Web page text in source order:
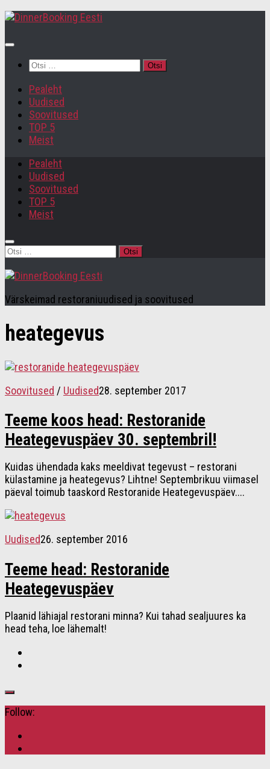
Otsi:
Pealeht
Uudised
Soovitused
TOP 5
Meist
Pealeht
Uudised
Soovitused
TOP 5
Meist
Otsi:
Värskeimad restoraniuudised ja soovitused
heategevus
Soovitused / Uudised28. september 2017
Teeme koos head: Restoranide
Heategevuspäev 30. septembril!
Kuidas ühendada kaks meeldivat tegevust – restorani
külastamine ja heategevus? Lihtne! Septembrikuu viimasel
päeval toimub taaskord Restoranide Heategevuspäev....
Uudised26. september 2016
Teeme head: Restoranide
Heategevuspäev
Plaanid lähiajal restorani minna? Kui tahad sealjuures ka
head teha, loe lähemalt!
Follow: